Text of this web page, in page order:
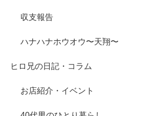
収支報告
ハナハナホウオウ〜天翔〜
ヒロ兄の日記・コラム
お店紹介・イベント